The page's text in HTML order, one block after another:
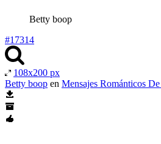
Betty boop
#17314
108x200 px
Betty boop en Mensajes Románticos